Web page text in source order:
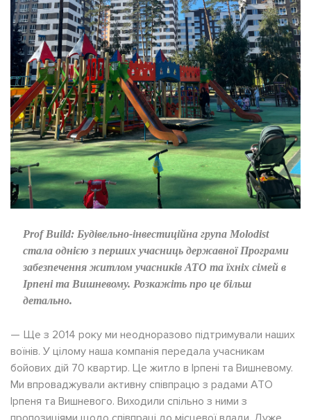
Prof Build: Будівельно-інвестиційна група Molodist
стала однією з перших учасниць державної Програми
забезпечення житлом учасників АТО та їхніх сімей в
Ірпені та Вишневому. Розкажіть про це більш
детально.
— Ще з 2014 року ми неодноразово підтримували наших
воїнів. У цілому наша компанія передала учасникам
бойових дій 70 квартир. Це житло в Ірпені та Вишневому.
Ми впроваджували активну співпрацю з радами АТО
Ірпеня та Вишневого. Виходили спільно з ними з